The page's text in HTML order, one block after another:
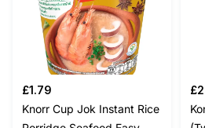
£1.79
Knorr Cup Jok Instant Rice
£